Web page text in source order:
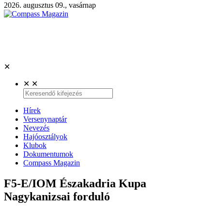
2026. augusztus 09., vasárnap
✕
✕ ✕
Hírek
Versenynaptár
Nevezés
Hajóosztályok
Klubok
Dokumentumok
Compass Magazin
F5-E/IOM Északadria Kupa
Nagykanizsai forduló